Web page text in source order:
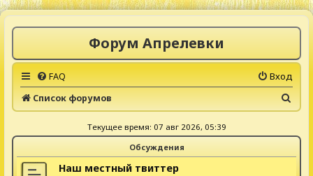
Форум Апрелевки
FAQ
Вход
Список форумов
о
Текущее время: 07 авг 2026, 05:39
Обсуждения
Наш местный твиттер